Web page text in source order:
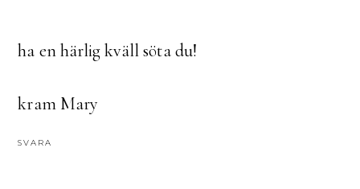
ha en härlig kväll söta du!
kram Mary
SVARA